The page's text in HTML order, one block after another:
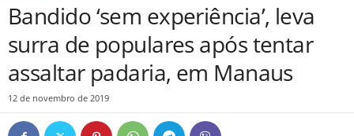
Bandido ‘sem experiência’, leva
surra de populares após tentar
assaltar padaria, em Manaus
12 de novembro de 2019